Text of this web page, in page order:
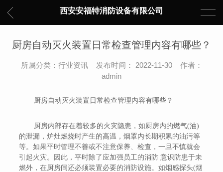
西安安福特消防设备有限公司
厨房自动灭火装置日常检查管理内容有哪些？
所属分类：行业资讯 发布时间： 2022-11-30 作者：
admin
厨房自动灭火装置日常检查管理内容有哪些？
厨房内部存在着较多的火灾隐患，如厨房内的燃气(油)
的泄漏，炉灶燃烧时产生的高温，烟罩内长期积累的油污等
等。如果平时管理不善或不注意保养、检查，一旦不慎就会
引起火灾。因此，平时除了应加强员工的消防 意识防患于未
燃外，在厨房间还必须装置必要的消防设施。如烟感探头(烟